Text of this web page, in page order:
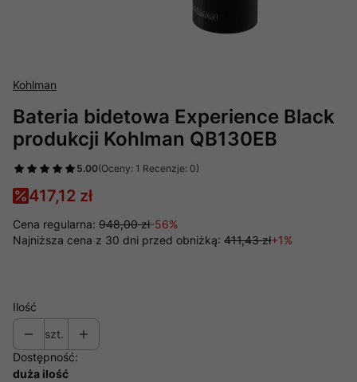
Kohlman
Bateria bidetowa Experience Black
produkcji Kohlman QB130EB
5.00(Oceny: 1 Recenzje: 0)
417,12 zł
Cena regularna: 948,00 zł-56%
Najniższa cena z 30 dni przed obniżką: 411,43 zł+1%
Ilość
szt.
Dostępność:
duża ilość